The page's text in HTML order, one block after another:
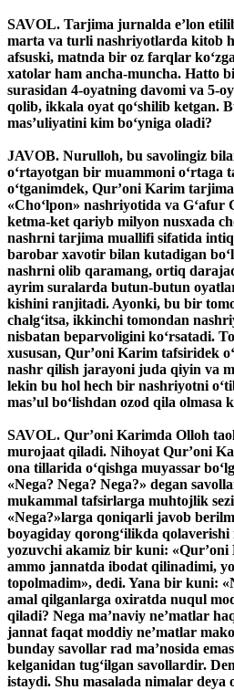
SAVOL. Tarjima jurnalda e’lon
marta va turli nashriyotlarda kitob
afsuski, matnda bir oz farqlar
xatolar ham ancha-muncha. Hatto
surasidan 4-oyatning davomi va 5-
qolib, ikkala oyat qo‘shilib ketgan.
mas’uliyatini kim bo‘yniga oladi?
JAVOB. Nurulloh, bu savolingiz
o‘rtayotgan bir muammoni o‘rtaga
o‘tganimdek, Qur’oni Karim
«Cho‘lpon» nashriyotida va G‘afur
ketma-ket qariyb milyon nusxada
nashrni tarjima muallifi sifatida
barobar xavotir bilan kutadigan
nashrni olib qaramang, ortiq
ayrim suralarda butun-butun
kishini ranjitadi. Ayonki, bu bir
chalg‘itsa, ikkinchi tomondan
nisbatan beparvoligini ko‘rsatadi.
xususan, Qur’oni Karim tafsiridek
nashr qilish jarayoni juda qiyin va
lekin bu hol hech bir nashriyotni
mas’ul bo‘lishdan ozod qila olmasa
SAVOL. Qur’oni Karimda Olloh
murojaat qiladi. Nihoyat Qur’oni
ona tillarida o‘qishga muyassar
«Nega? Nega? Nega?» degan
mukammal tafsirlarga muhtojlik
«Nega?»larga qoniqarli javob
boyagiday qorong‘ilikda
yozuvchi akamiz bir kuni:
ammo jannatda ibodat qilinadimi,
topolmadim», dedi. Yana bir kuni:
amal qilganlarga oxiratda nuqul
qiladi? Nega ma’naviy ne’matlar
jannat faqat moddiy ne’matlar
bunday savollar rad ma’nosida
kelganidan tug‘ilgan savollardir.
istaydi. Shu masalada nimalar deya